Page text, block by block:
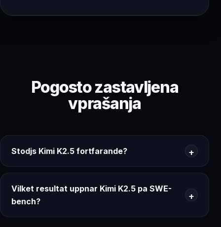
Pogosto zastavljena
vprašanja
Stodjs Kimi K2.5 fortfarande?
Vilket resultat uppnar Kimi K2.5 pa SWE-
bench?